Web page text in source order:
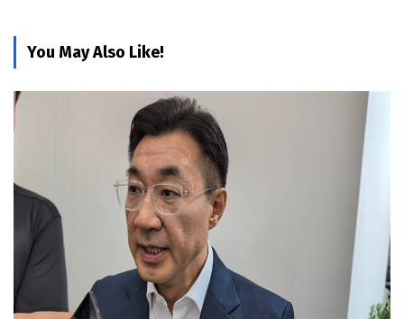
You May Also Like!